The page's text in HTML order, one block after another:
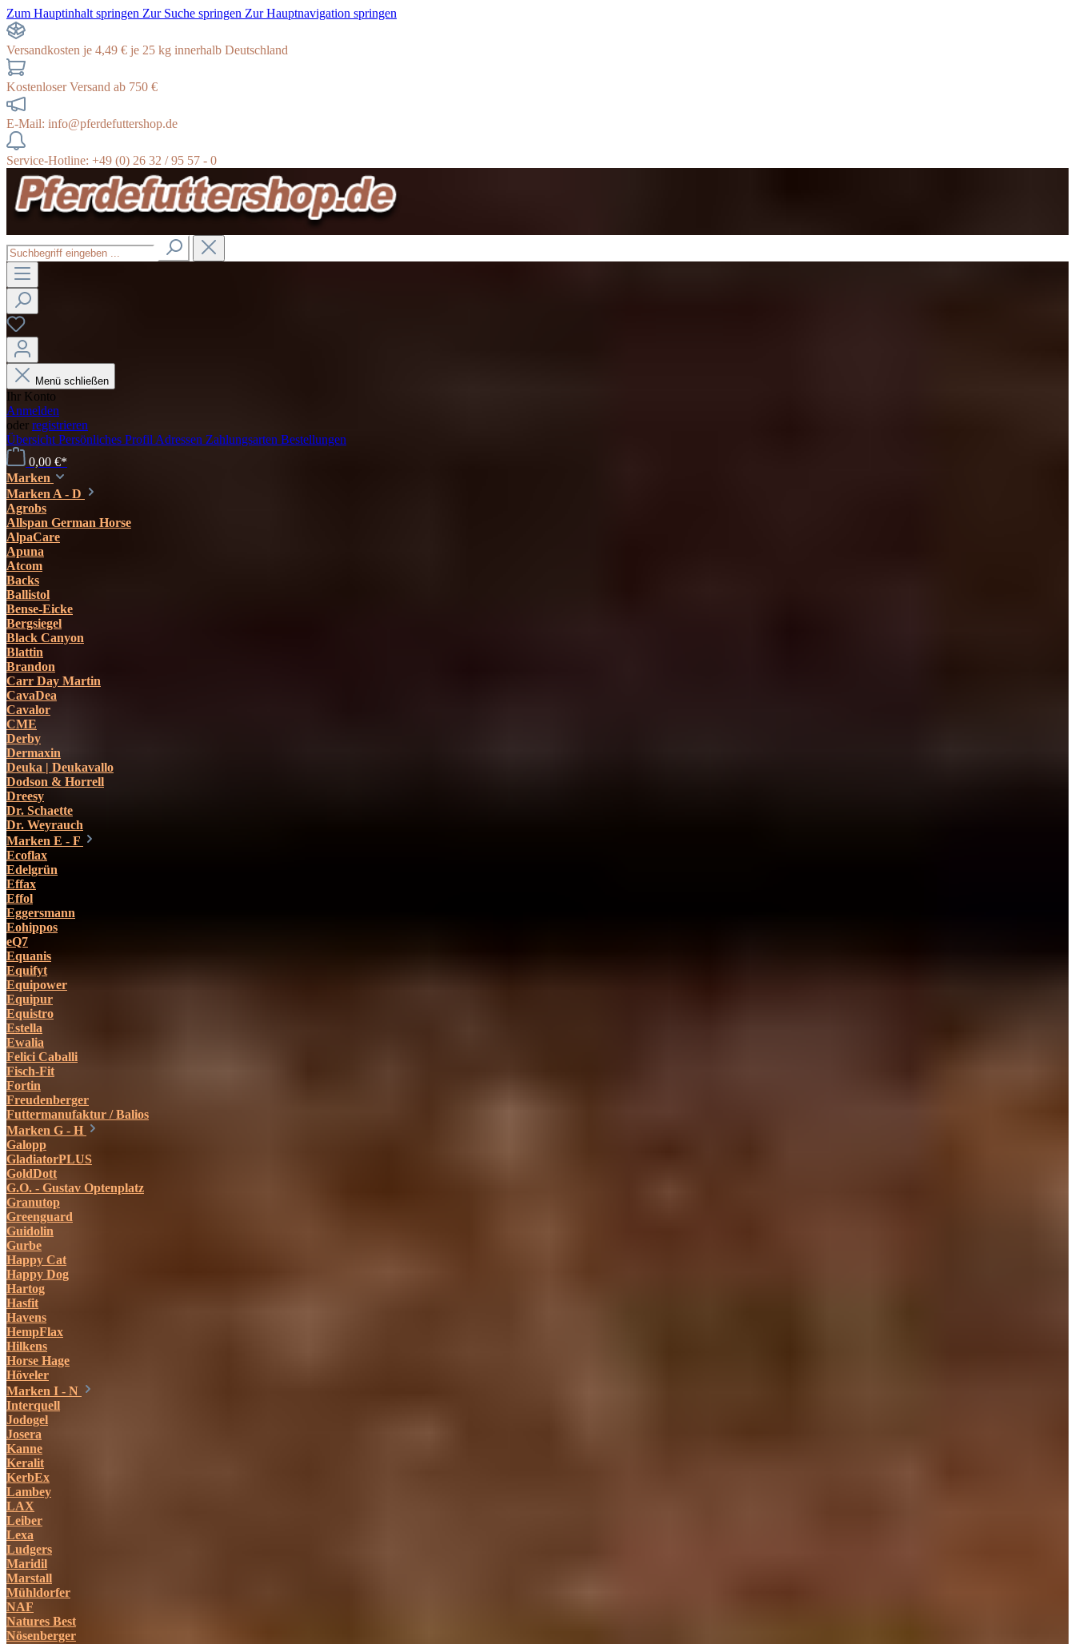
Zum Hauptinhalt springen Zur Suche springen Zur Hauptnavigation springen
Versandkosten je 4,49 € je 25 kg innerhalb Deutschland
Kostenloser Versand ab 750 €
E-Mail: info@pferdefuttershop.de
Service-Hotline: +49 (0) 26 32 / 95 57 - 0
Menü schließen
Ihr Konto
Anmelden
oder registrieren
Übersicht Persönliches Profil Adressen Zahlungsarten Bestellungen
0,00 €*
Marken
Marken A - D
Agrobs
Allspan German Horse
AlpaCare
Apuna
Atcom
Backs
Ballistol
Bense-Eicke
Bergsiegel
Black Canyon
Blattin
Brandon
Carr Day Martin
CavaDea
Cavalor
CME
Derby
Dermaxin
Deuka | Deukavallo
Dodson & Horrell
Dreesy
Dr. Schaette
Dr. Weyrauch
Marken E - F
Ecoflax
Edelgrün
Effax
Effol
Eggersmann
Eohippos
eQ7
Equanis
Equifyt
Equipower
Equipur
Equistro
Estella
Ewalia
Felici Caballi
Fisch-Fit
Fortin
Freudenberger
Futtermanufaktur / Balios
Marken G - H
Galopp
GladiatorPLUS
GoldDott
G.O. - Gustav Optenplatz
Granutop
Greenguard
Guidolin
Gurbe
Happy Cat
Happy Dog
Hartog
Hasfit
Havens
HempFlax
Hilkens
Horse Hage
Höveler
Marken I - N
Interquell
Jodogel
Josera
Kanne
Keralit
KerbEx
Lambey
LAX
Leiber
Lexa
Ludgers
Maridil
Marstall
Mühldorfer
NAF
Natures Best
Nösenberger